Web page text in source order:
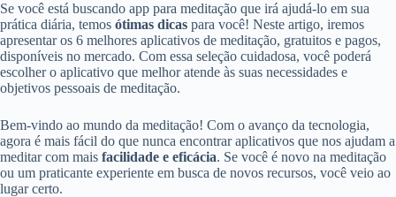
Se você está buscando app para meditação que irá ajudá-lo em sua
prática diária, temos ótimas dicas para você! Neste artigo, iremos
apresentar os 6 melhores aplicativos de meditação, gratuitos e pagos,
disponíveis no mercado. Com essa seleção cuidadosa, você poderá
escolher o aplicativo que melhor atende às suas necessidades e
objetivos pessoais de meditação.
Bem-vindo ao mundo da meditação! Com o avanço da tecnologia,
agora é mais fácil do que nunca encontrar aplicativos que nos ajudam a
meditar com mais facilidade e eficácia. Se você é novo na meditação
ou um praticante experiente em busca de novos recursos, você veio ao
lugar certo.